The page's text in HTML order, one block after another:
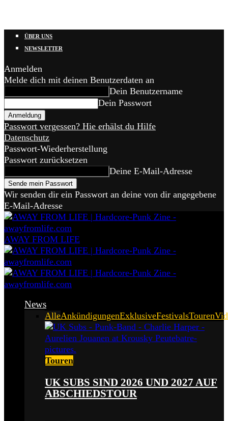
ÜBER UNS
NEWSLETTER
Anmelden
Melde dich mit deinen Benutzerdaten an
Dein Benutzername
Dein Passwort
Passwort vergessen? Hie erhälst du Hilfe
Datenschutz
Passwort-Wiederherstellung
Passwort zurücksetzen
Deine E-Mail-Adresse
Wir senden dir ein Passwort an deine von dir angegebene
E-Mail-Adresse
AWAY FROM LIFE
News
AlleAnkündigungenExklusiveFestivalsTouren
Touren
UK SUBS SIND 2026 UND 2027 AUF
ABSCHIEDSTOUR